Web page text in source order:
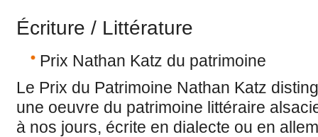
Écriture / Littérature
Prix Nathan Katz du patrimoine
Le Prix du Patrimoine Nathan Katz
une oeuvre du patrimoine littéraire
à nos jours, écrite en dialecte ou en